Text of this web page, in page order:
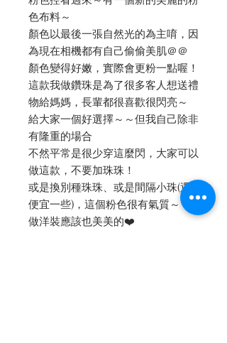
色布料～
顏色以最後一張自然光的為主唷，因
為現在相機都有自己偷偷美肌＠＠
顏色變得好嫩，實際會更粉一點喔！
這款我做鑽珠是為了很多客人想送禮
物給媽媽，長輩都很喜歡很閃亮～
給大家一個好選擇～～但我自己除非
有隆重的場合
不然平常是很少穿這麼閃，大家可以
做這款，不要加珠珠！
或是換別種珠珠、或是間隔小珠(還
便宜一些)，這個粉色很有氣質～
做洋裝應該也美美的❤️